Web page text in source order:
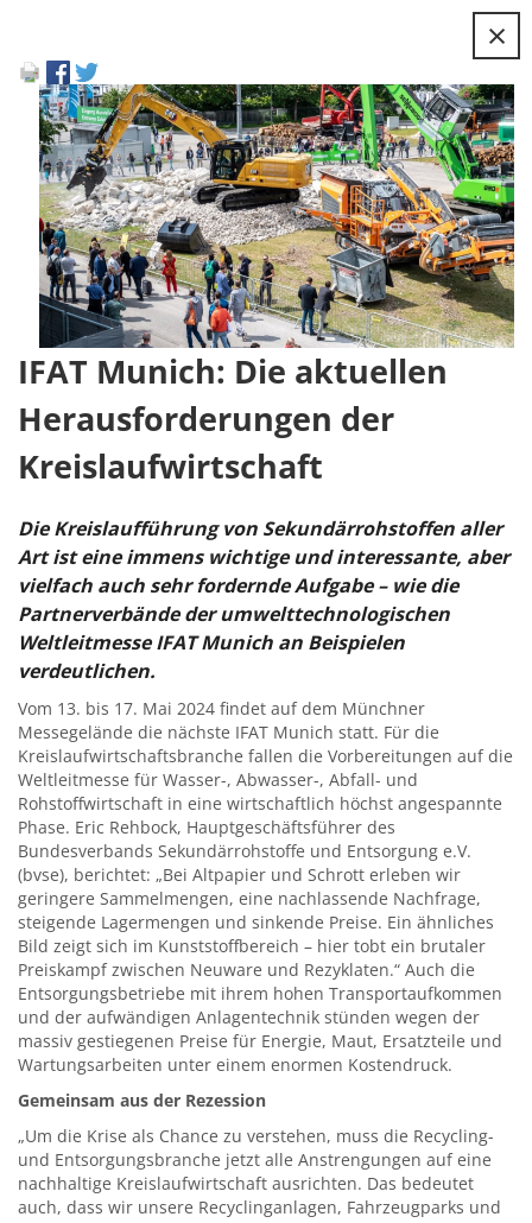
×
IFAT Munich: Die aktuellen
Herausforderungen der
Kreislaufwirtschaft
Die Kreislaufführung von Sekundärrohstoffen aller
Art ist eine immens wichtige und interessante, aber
vielfach auch sehr fordernde Aufgabe – wie die
Partnerverbände der umwelttechnologischen
Weltleitmesse IFAT Munich an Beispielen
verdeutlichen.
Vom 13. bis 17. Mai 2024 findet auf dem Münchner
Messegelände die nächste IFAT Munich statt. Für die
Kreislaufwirtschaftsbranche fallen die Vorbereitungen auf die
Weltleitmesse für Wasser-, Abwasser-, Abfall- und
Rohstoffwirtschaft in eine wirtschaftlich höchst angespannte
Phase. Eric Rehbock, Hauptgeschäftsführer des
Bundesverbands Sekundärrohstoffe und Entsorgung e.V.
(bvse), berichtet: „Bei Altpapier und Schrott erleben wir
geringere Sammelmengen, eine nachlassende Nachfrage,
steigende Lagermengen und sinkende Preise. Ein ähnliches
Bild zeigt sich im Kunststoffbereich – hier tobt ein brutaler
Preiskampf zwischen Neuware und Rezyklaten.“ Auch die
Entsorgungsbetriebe mit ihrem hohen Transportaufkommen
und der aufwändigen Anlagentechnik stünden wegen der
massiv gestiegenen Preise für Energie, Maut, Ersatzteile und
Wartungsarbeiten unter einem enormen Kostendruck.
Gemeinsam aus der Rezession
„Um die Krise als Chance zu verstehen, muss die Recycling-
und Entsorgungsbranche jetzt alle Anstrengungen auf eine
nachhaltige Kreislaufwirtschaft ausrichten. Das bedeutet
auch, dass wir unsere Recyclinganlagen, Fahrzeugparks und